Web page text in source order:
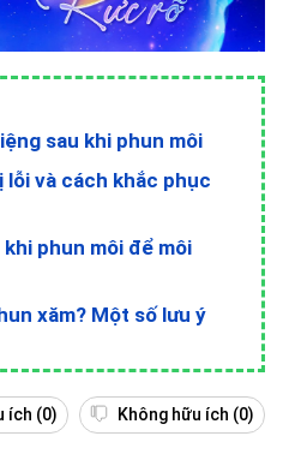
sau khi phun môi
lỗi và cách khắc phục
phun môi để môi
xăm? Một số lưu ý
ích (0) Không hữu ích (0)